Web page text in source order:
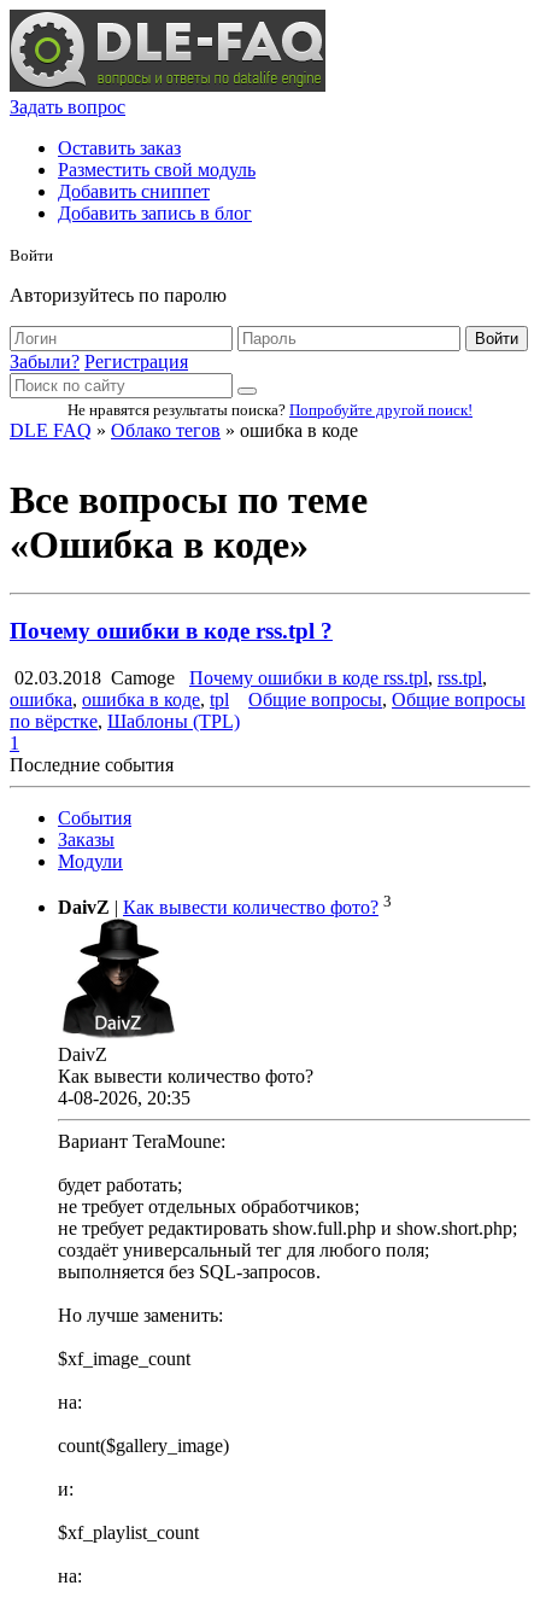
Задать вопрос
Оставить заказ
Разместить свой модуль
Добавить сниппет
Добавить запись в блог
Войти
Авторизуйтесь по паролю
Войти
Забыли? Регистрация
Не нравятся результаты поиска? Попробуйте другой поиск!
DLE FAQ » Облако тегов » ошибка в коде
Все вопросы по теме
«Ошибка в коде»
Почему ошибки в коде rss.tpl ?
02.03.2018 Camoge Почему ошибки в коде rss.tpl, rss.tpl,
ошибка, ошибка в коде, tpl Общие вопросы, Общие вопросы
по вёрстке, Шаблоны (TPL)
1
Последние события
События
Заказы
Модули
DaivZ | Как вывести количество фото? 3
DaivZ
Как вывести количество фото?
4-08-2026, 20:35
Вариант TeraMoune:
будет работать;
не требует отдельных обработчиков;
не требует редактировать show.full.php и show.short.php;
создаёт универсальный тег для любого поля;
выполняется без SQL-запросов.
Но лучше заменить:
$xf_image_count
на:
count($gallery_image)
и:
$xf_playlist_count
на: